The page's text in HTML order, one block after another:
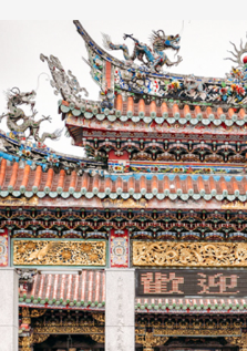
Bảo tàng Phong
là mang đến tiền tài, may
thể mua về làm quà biếu,
phá trung tâm Đài Bắc tham
làQuảng trường Tưởng
vinh sự nghiệp và di sản
đại của Đài Loan. Với kiến
Giới Thạch đã trở thành
101 tầng: Chụp hình và
cho sự phát triển của Đài
khám phá ẩm thực thay